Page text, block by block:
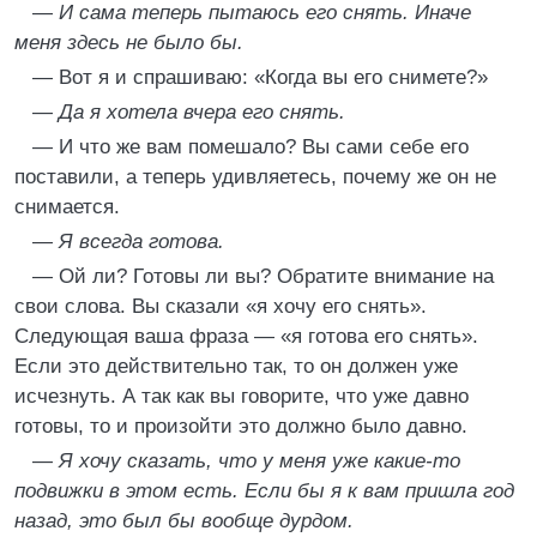
— И сама теперь пытаюсь его снять. Иначе
меня здесь не было бы.
— Вот я и спрашиваю: «Когда вы его снимете?»
—Да я хотела вчера его снять.
— И что же вам помешало? Вы сами себе его
поставили, а теперь удивляетесь, почему же он не
снимается.
—Я всегда готова.
— Ой ли? Готовы ли вы? Обратите внимание на
свои слова. Вы сказали «я хочу его снять».
Следующая ваша фраза — «я готова его снять».
Если это действительно так, то он должен уже
исчезнуть. А так как вы говорите, что уже давно
готовы, то и произойти это должно было давно.
—Я хочу сказать, что у меня уже какие-то
подвижки в этом есть. Если бы я к вам пришла год
назад, это был бы вообще дурдом.